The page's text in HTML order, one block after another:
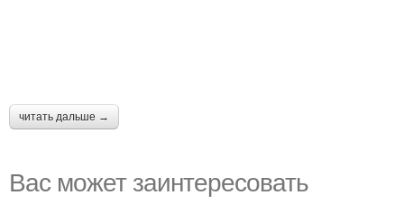
читать дальше →
Вас может заинтересовать